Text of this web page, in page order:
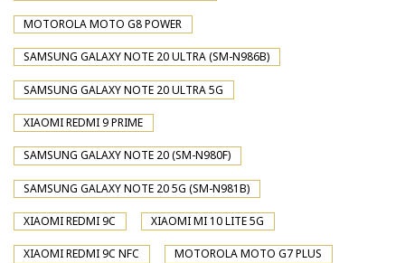
MOTOROLA MOTO G8 POWER
SAMSUNG GALAXY NOTE 20 ULTRA (SM-N986B)
SAMSUNG GALAXY NOTE 20 ULTRA 5G
XIAOMI REDMI 9 PRIME
SAMSUNG GALAXY NOTE 20 (SM-N980F)
SAMSUNG GALAXY NOTE 20 5G (SM-N981B)
XIAOMI REDMI 9C XIAOMI MI 10 LITE 5G
XIAOMI REDMI 9C NFC MOTOROLA MOTO G7 PLUS